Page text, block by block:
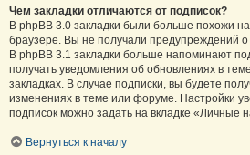
Чем закладки отличаются от подписок?
В phpBB 3.0 закладки были больше похожи
браузере. Вы не получали предупреждений
В phpBB 3.1 закладки больше напоминают
получать уведомления об обновлениях в
закладках. В случае подписки, вы будете
изменениях в теме или форуме. Настройки
подписок можно задать на вкладке «Личные
Вернуться к началу